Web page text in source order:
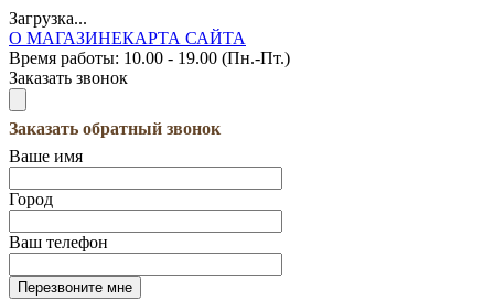
Загрузка...
О МАГАЗИНЕКАРТА САЙТА
Время работы: 10.00 - 19.00 (Пн.-Пт.)
Заказать звонок
Заказать обратный звонок
Ваше имя
Город
Ваш телефон